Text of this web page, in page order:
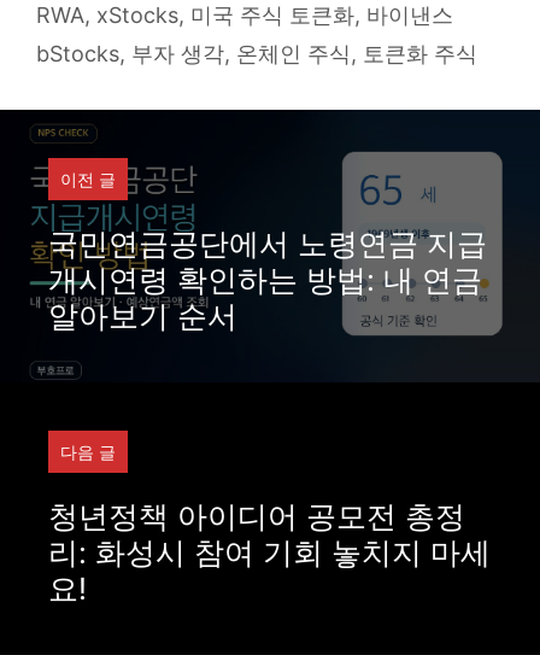
RWA, xStocks, 미국 주식 토큰화, 바이낸스
bStocks, 부자 생각, 온체인 주식, 토큰화 주식
이전 글
국민연금공단에서 노령연금 지급
개시연령 확인하는 방법: 내 연금
알아보기 순서
다음 글
청년정책 아이디어 공모전 총정
리: 화성시 참여 기회 놓치지 마세
요!